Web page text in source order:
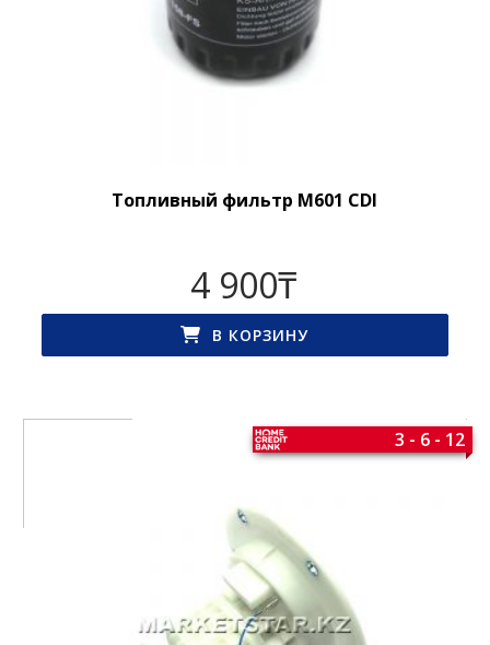
Топливный фильтр M601 CDI
4 900₸
В КОРЗИНУ
3 - 6 - 12